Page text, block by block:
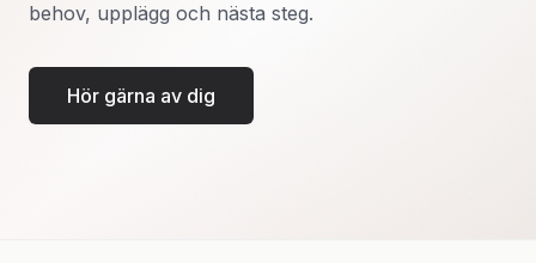
behov, upplägg och nästa steg.
Hör gärna av dig